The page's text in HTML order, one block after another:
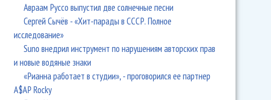
Авраам Руссо выпустил две солнечные песни
Сергей Сычёв - «Хит-парады в СССР. Полное
исследование»
Suno внедрил инструмент по нарушениям авторских прав
и новые водяные знаки
«Рианна работает в студии», - проговорился ее партнер
A$AP Rocky